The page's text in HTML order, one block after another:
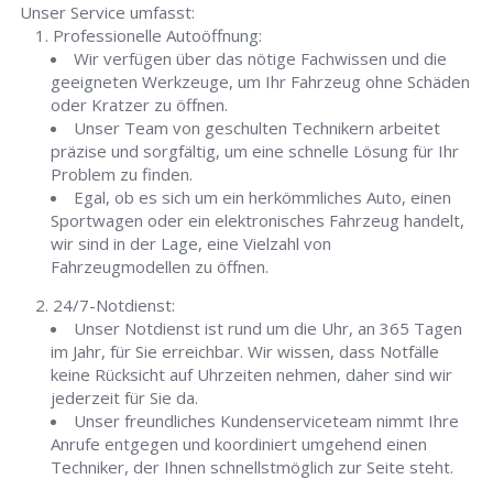
Unser Service umfasst:
Professionelle Autoöffnung:
Wir verfügen über das nötige Fachwissen und die
geeigneten Werkzeuge, um Ihr Fahrzeug ohne Schäden
oder Kratzer zu öffnen.
Unser Team von geschulten Technikern arbeitet
präzise und sorgfältig, um eine schnelle Lösung für Ihr
Problem zu finden.
Egal, ob es sich um ein herkömmliches Auto, einen
Sportwagen oder ein elektronisches Fahrzeug handelt,
wir sind in der Lage, eine Vielzahl von
Fahrzeugmodellen zu öffnen.
24/7-Notdienst:
Unser Notdienst ist rund um die Uhr, an 365 Tagen
im Jahr, für Sie erreichbar. Wir wissen, dass Notfälle
keine Rücksicht auf Uhrzeiten nehmen, daher sind wir
jederzeit für Sie da.
Unser freundliches Kundenserviceteam nimmt Ihre
Anrufe entgegen und koordiniert umgehend einen
Techniker, der Ihnen schnellstmöglich zur Seite steht.